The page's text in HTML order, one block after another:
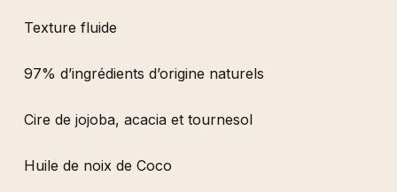
Texture fluide
97% d’ingrédients d’origine naturels
Cire de jojoba, acacia et tournesol
Huile de noix de Coco